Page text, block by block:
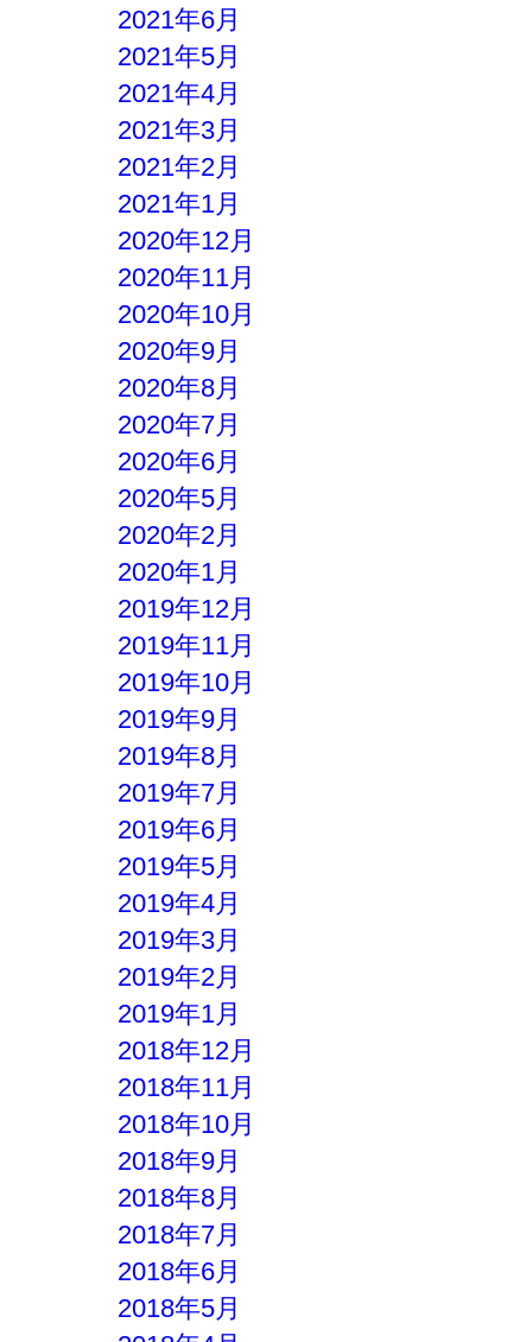
2021年6月
2021年5月
2021年4月
2021年3月
2021年2月
2021年1月
2020年12月
2020年11月
2020年10月
2020年9月
2020年8月
2020年7月
2020年6月
2020年5月
2020年2月
2020年1月
2019年12月
2019年11月
2019年10月
2019年9月
2019年8月
2019年7月
2019年6月
2019年5月
2019年4月
2019年3月
2019年2月
2019年1月
2018年12月
2018年11月
2018年10月
2018年9月
2018年8月
2018年7月
2018年6月
2018年5月